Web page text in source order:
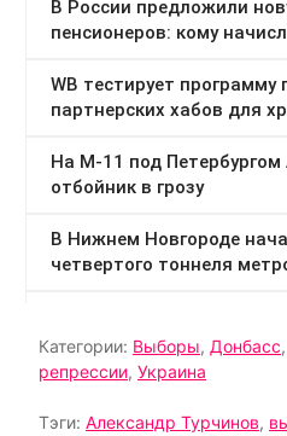
Категории: Выборы, Донбасс,
репрессии, Украина
Тэги: Александр Турчинов,